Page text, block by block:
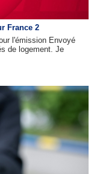
France 2
l'émission Envoyé
de logement. Je